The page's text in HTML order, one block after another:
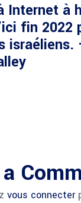
Internet à
fin 2022
israéliens.
vous connecter